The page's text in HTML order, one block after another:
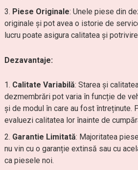
Piese Originale: Unele piese din
originale și pot avea o istorie de
lucru poate asigura calitatea și
Dezavantaje:
Calitate Variabilă: Starea și
dezmembrări pot varia în funcție de
și de modul în care au fost întreținute.
evaluezi calitatea lor înainte de
Garantie Limitată: Majoritatea
nu vin cu o garanție extinsă sau cu
ca piesele noi.